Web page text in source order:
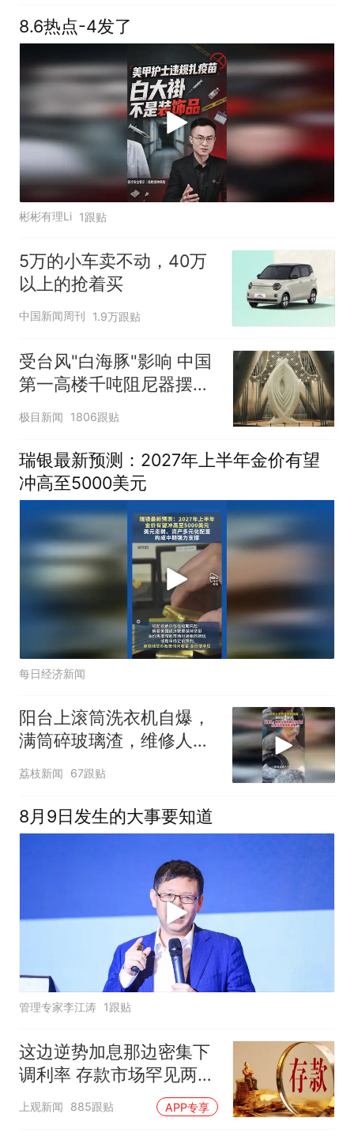
8.6热点-4发了
彬彬有理Li 1跟贴
5万的小车卖不动，40万
以上的抢着买
中国新闻周刊 1.9万跟贴
受台风"白海豚"影响 中国
第一高楼千吨阻尼器摆动
明显
极目新闻 1806跟贴
瑞银最新预测：2027年上半年金价有望
冲高至5000美元
每日经济新闻
阳台上滚筒洗衣机自爆，
满筒碎玻璃渣，维修人员
称是人为原因，从未见过
荔枝新闻 67跟贴
8月9日发生的大事要知道
管理专家李江涛 1跟贴
这边逆势加息那边密集下
调利率 存款市场罕见两极
分化
上观新闻 885跟贴 APP专享